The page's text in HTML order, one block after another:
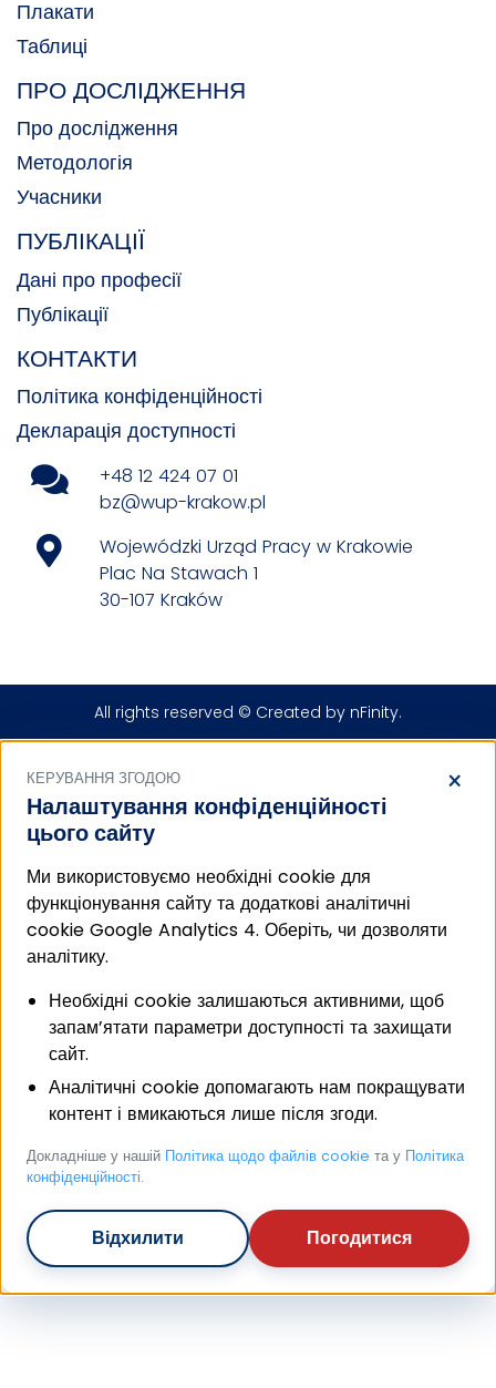
Плакати
Таблиці
ПРО ДОСЛІДЖЕННЯ
Про дослідження
Методологія
Учасники
ПУБЛІКАЦІЇ
Дані про професії
Публікації
КОНТАКТИ
Політика конфіденційності
Декларація доступності
+48 12 424 07 01
bz@wup-krakow.pl
Wojewódzki Urząd Pracy w Krakowie
Plac Na Stawach 1
30-107 Kraków
All rights reserved © Created by nFinity.
КЕРУВАННЯ ЗГОДОЮ
Налаштування конфіденційності
цього сайту
×
Ми використовуємо необхідні cookie для
функціонування сайту та додаткові аналітичні
cookie Google Analytics 4. Оберіть, чи дозволяти
аналітику.
Необхідні cookie залишаються активними, щоб
запам’ятати параметри доступності та захищати
сайт.
Аналітичні cookie допомагають нам покращувати
контент і вмикаються лише після згоди.
Докладніше у нашій Політика щодо файлів cookie та у Політика
конфіденційності.
Відхилити Погодитися